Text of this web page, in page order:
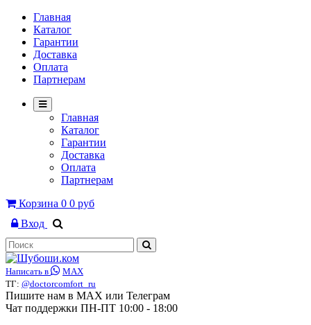
Главная
Каталог
Гарантии
Доставка
Оплата
Партнерам
Главная
Каталог
Гарантии
Доставка
Оплата
Партнерам
Корзина 0 0 руб
Вход
Написать в
MAX
ТГ: @doctorcomfort_ru
Пишите нам в MAX или Телеграм
Чат поддержки ПН-ПТ 10:00 - 18:00